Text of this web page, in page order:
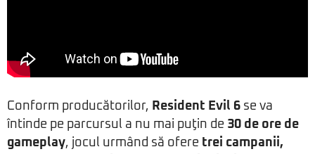
Conform producătorilor, Resident Evil 6 se va
întinde pe parcursul a nu mai puţin de 30 de ore de
gameplay, jocul urmând să ofere trei campanii,